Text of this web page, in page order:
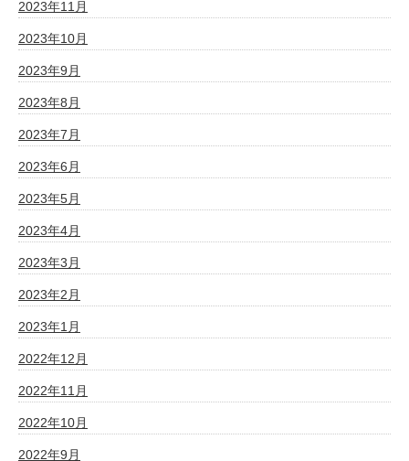
2023年11月
2023年10月
2023年9月
2023年8月
2023年7月
2023年6月
2023年5月
2023年4月
2023年3月
2023年2月
2023年1月
2022年12月
2022年11月
2022年10月
2022年9月